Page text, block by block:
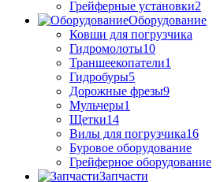
Грейферные установки2
Оборудование
Ковши для погрузчика
Гидромолоты10
Траншеекопатели1
Гидробуры5
Дорожные фрезы9
Мульчеры1
Щетки14
Вилы для погрузчика16
Буровое оборудование
Грейферное оборудование
Запчасти